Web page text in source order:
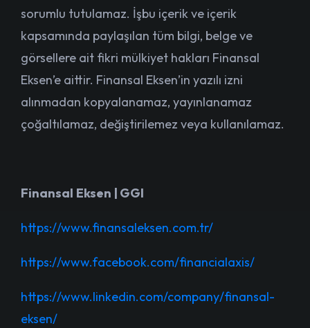
sorumlu tutulamaz. İşbu içerik ve içerik
kapsamında paylaşılan tüm bilgi, belge ve
görsellere ait fikri mülkiyet hakları Finansal
Eksen’e aittir. Finansal Eksen’in yazılı izni
alınmadan kopyalanamaz, yayınlanamaz
çoğaltılamaz, değiştirilemez veya kullanılamaz.
Finansal Eksen | GGI
https://www.finansaleksen.com.tr/
https://www.facebook.com/financialaxis/
https://www.linkedin.com/company/finansal-
eksen/